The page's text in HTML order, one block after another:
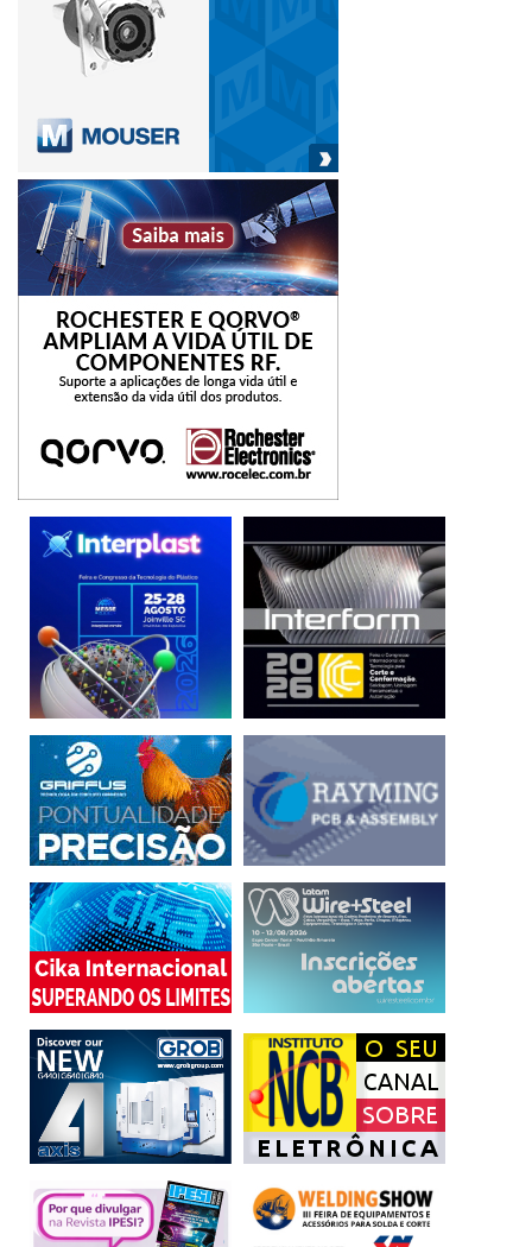
SERVIÇO:
Eletrônica
Data: 18 a 21 de julho de 2023
Horário: das 13h às 20h
Mais informações: https://www.fiee.com.br
Abinee digital
eletrônicas FIEE
informações Solução Tecnologia
transformação